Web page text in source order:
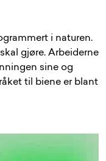
i naturen.
gjøre. Arbeiderne
sine og
til biene er blant